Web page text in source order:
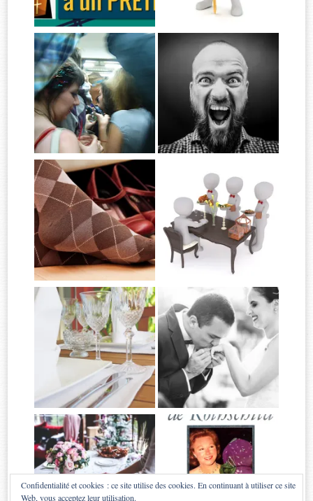
Confidentialité et cookies : ce site utilise des cookies. En continuant à utiliser ce site
Web, vous acceptez leur utilisation.